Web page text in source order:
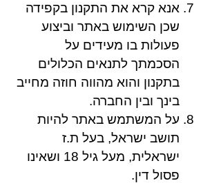
אנא קרא את התקנון בקפידה
שכן השימוש באתר וביצוע
פעולות בו מעידים על
הסכמתך לתנאים הכלולים
בתקנון והוא מהווה חוזה מחייב
בינך ובין החברה.
על המשתמש באתר להיות
תושב ישראל, בעל ת.ז
ישראלית, מעל גיל 18 ושאינו
פסול דין.